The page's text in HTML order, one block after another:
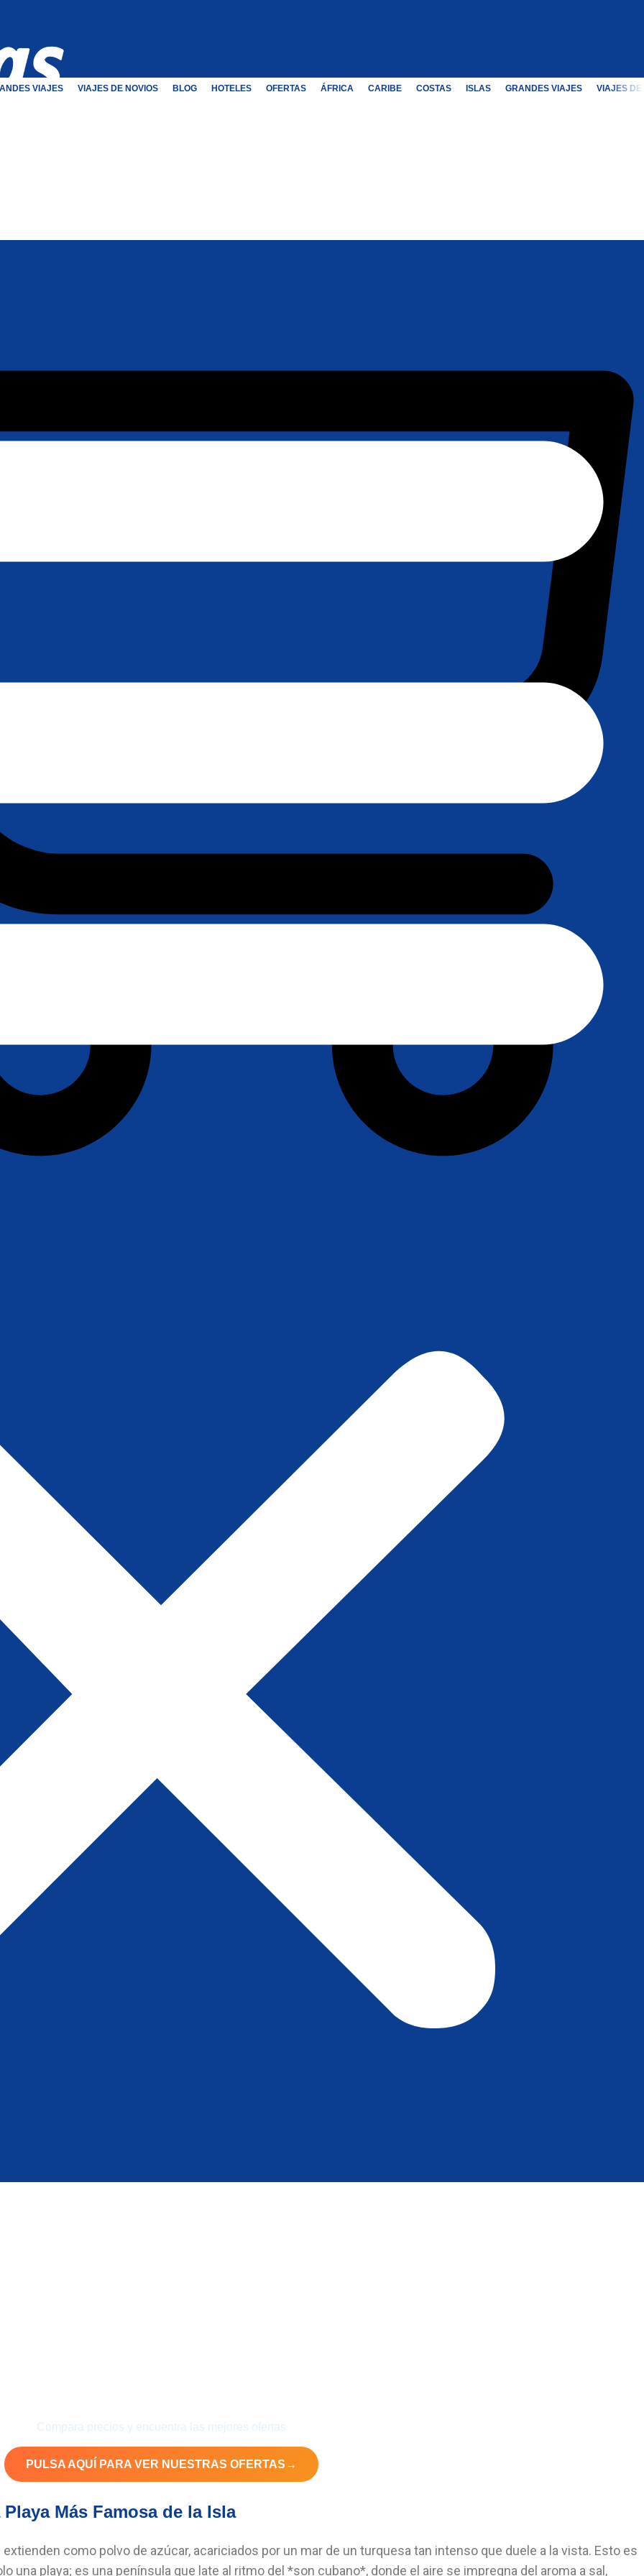
VIAJES VIAJES DE NOVIOS BLOG HOTELES OFERTAS ÁFRICA CARIBE COSTAS ISLAS GRANDES VIAJES VIAJES DE
Compara precios y encuentra las mejores ofertas
PULSA AQUÍ PARA VER NUESTRAS OFERTAS →
Más Famosa de la Isla
como polvo de azúcar, acariciados por un mar de un turquesa tan intenso que duele a la vista. Esto es
una playa; es una península que late al ritmo del *son cubano*, donde el aire se impregna del aroma a sal,